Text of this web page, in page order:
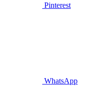
Pinterest
WhatsApp